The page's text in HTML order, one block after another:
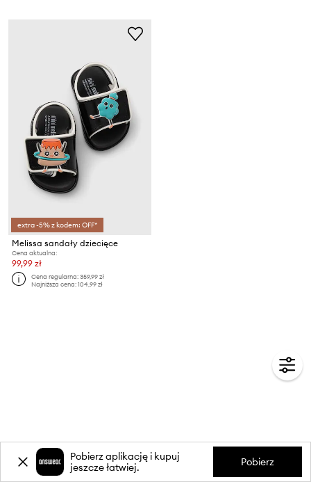
extra -5% z kodem: OFF*
Melissa sandały dziecięce
Cena aktualna:
99,99 zł
Cena regularna:359,99 zł
Najniższa cena:104,99 zł
Pobierz aplikację i kupuj
jeszcze łatwiej.
Pobierz